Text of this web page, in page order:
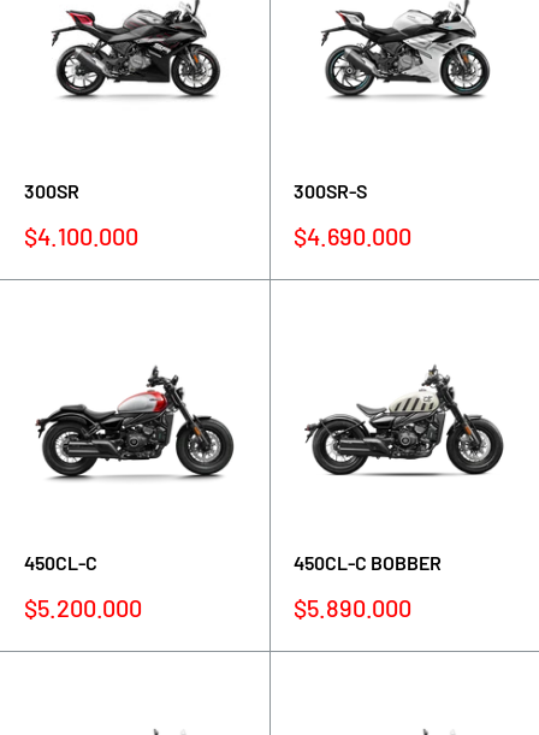
300SR
Precio
venta
$4.100.000
300SR-S
Precio
venta
$4.690.000
450CL-C
Precio
venta
$5.200.000
450CL-C BOBBER
Precio
venta
$5.890.000